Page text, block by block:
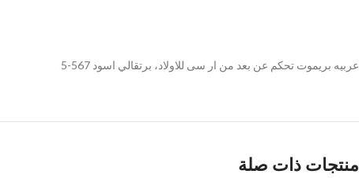
عربيه بريموت تحكم عن بعد من ار سى للاولاد، برتقالي اسود 567-5
منتجات ذات صلة
TikTok